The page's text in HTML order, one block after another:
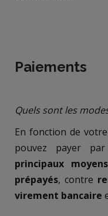
Paiements
Quels sont les
En fonction de
pouvez payer par
principaux
prépayés, contre
virement bancaire